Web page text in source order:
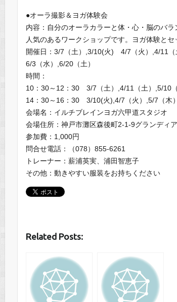
●オーラ撮影＆ヨガ体験会
内容：自分のオーラカラーと体・心・脳のバラ
人気のあるワークショップです。ヨガ体験とセ
開催日：3/7（土）,3/10(火) 4/7（火）,4/11
6/3（水）,6/20（土）
時間：
10：30～12：30 3/7（土）,4/11（土）,5/10（
14：30～16：30 3/10(火),4/7（火）,5/7（木
会場名：イルチブレインヨガ六甲道スタジオ
会場住所：神戸市灘区森後町2-1-9グランディ
参加費：1,000円
問合せ電話：（078）855-6261
トレーナー：薪浦英実、浦田智恵子
その他：動きやすい服装をお持ちください
Related Posts: